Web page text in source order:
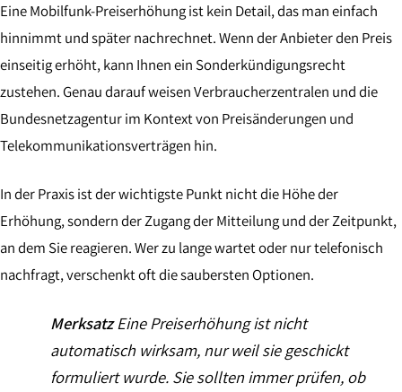
Eine Mobilfunk-Preiserhöhung ist kein Detail, das man einfach
hinnimmt und später nachrechnet. Wenn der Anbieter den Preis
einseitig erhöht, kann Ihnen ein Sonderkündigungsrecht
zustehen. Genau darauf weisen Verbraucherzentralen und die
Bundesnetzagentur im Kontext von Preisänderungen und
Telekommunikationsverträgen hin.
In der Praxis ist der wichtigste Punkt nicht die Höhe der
Erhöhung, sondern der Zugang der Mitteilung und der Zeitpunkt,
an dem Sie reagieren. Wer zu lange wartet oder nur telefonisch
nachfragt, verschenkt oft die saubersten Optionen.
MerksatzEine Preiserhöhung ist nicht
automatisch wirksam, nur weil sie geschickt
formuliert wurde. Sie sollten immer prüfen, ob